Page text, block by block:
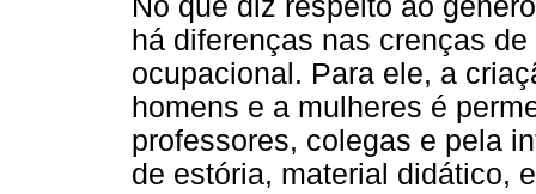
No que diz respeito ao
há diferenças nas crenças
ocupacional. Para ele, a
homens e a mulheres é
professores, colegas e pela
de estória, material didático,